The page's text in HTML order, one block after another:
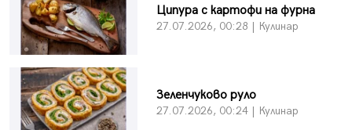
Ципура с картофи на фурна
27.07.2026, 00:28 | Кулинар
Зеленчуково руло
27.07.2026, 00:24 | Кулинар